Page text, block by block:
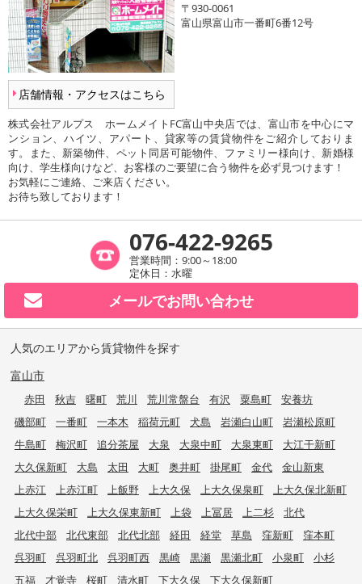
店舗情報・アクセスはこちら
〒930-0061
富山県富山市一番町6番12号
株式会社アルプス ホームメイトFC富山中央店では、富山市を中心にマ
ンション、ハイツ、アパート、貸家等の賃貸物件をご紹介しておりま
す。また、新築物件、ペット同居可能物件、ファミリー様向け、新婚様
向け、学生様向けなど、お客様のご要望に合う物件を必ず見つけます！
お気軽にご連絡、ご来店ください。
お待ち致しております！
076-422-9265
営業時間：9:00～18:00
定休日：水曜
メールでお問い合わせ
人気のエリアから賃貸物件を探す
富山市
赤田 秋吉 曙町 荒川 荒川常盤台 有沢 粟島町
安養坊
磯部町
一番町 一本木 稲荷元町 犬島 岩瀬白山町
岩瀬松原町
牛島町
梅沢町 追分茶屋 大泉 大泉中町 大泉東町
大江干新町
大久保新町
大島 太田 大町 奥井町 掛尾町 金代
金山新東
上赤江
上赤江町 上飯野 上大久保 上大久保泉町
上大久保北新町
上大久保栄町
上大久保東新町 上袋 上冨居 上二杉
北代
北代中部
北代東部 北代北部 経田 経堂 草島 窪新町
窪本町
呉羽町
呉羽町北 呉羽町西 黒崎 黒瀬 黒瀬北町 小泉町
小杉
五福
才覚寺 桜町 清水町 下大久保
下大久保新町